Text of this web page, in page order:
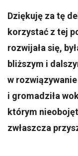
Dziękuję za tę
korzystać z tej
rozwijała się,
bliższym i
w
i gromadziła
którym
zwłaszcza